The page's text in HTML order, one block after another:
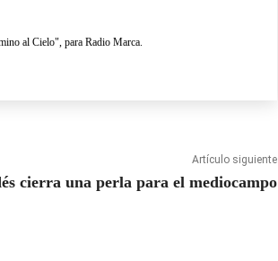
al Cielo", para Radio Marca.
Artículo siguiente
cierra una perla para el mediocampo